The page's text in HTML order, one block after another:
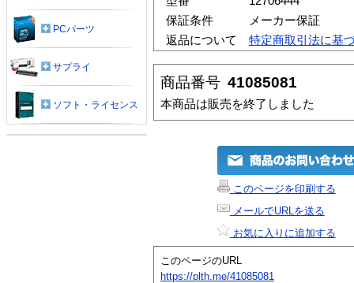
保証条件
メーカー保証
返品について
特定商取引法に基
商品番号 41085081
本商品は販売を終了しました
このページを印刷する
メールでURLを送る
お気に入りに追加する
このページのURL
https://plth.me/41085081
PCパーツ
サプライ
ソフト・ライセンス